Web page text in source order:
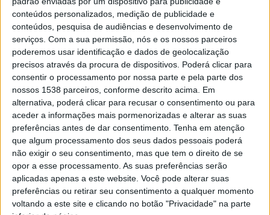
conteúdos personalizados, medição de publicidade e
conteúdos, pesquisa de audiências e desenvolvimento de
serviços. Com a sua permissão, nós e os nossos parceiros
poderemos usar identificação e dados de geolocalização
precisos através da procura de dispositivos. Poderá clicar para
consentir o processamento por nossa parte e pela parte dos
nossos 1538 parceiros, conforme descrito acima. Em
alternativa, poderá clicar para recusar o consentimento ou para
aceder a informações mais pormenorizadas e alterar as suas
preferências antes de dar consentimento. Tenha em atenção
que algum processamento dos seus dados pessoais poderá
não exigir o seu consentimento, mas que tem o direito de se
opor a esse processamento. As suas preferências serão
aplicadas apenas a este website. Você pode alterar suas
preferências ou retirar seu consentimento a qualquer momento
voltando a este site e clicando no botão "Privacidade" na parte
Bom ano novo! A Rádio Alto Ave deseja a todos os
ouvintes e seguidores um próspero ano de 2025!
Acontecimentos que
marcaram Vieira do Minho
em 2025
Os feriados nacionais de
2026
Eclipse
solar
em
Portugal:
saiba
horários
e
onde
observar
o
fenómeno
Casa
de
Lamas
acolhe
tertúlia
com
autores
de
Vieira
do
Minho
esta
sexta-
feira
Vieira
do
Minho
Recebe
Festival
de
Folclore
este
fim
de
Francisco
Campos
vence
ao
sprint
em
Queluz
e
Rui
Oliveira
assume
a
Camisola
Amarela
da
Volta